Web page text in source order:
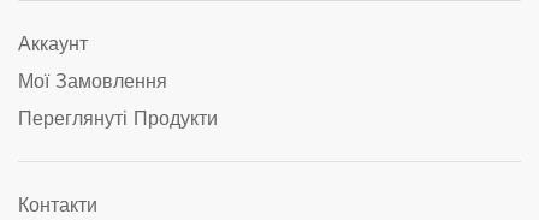
Аккаунт
Мої Замовлення
Переглянуті Продукти
Контакти